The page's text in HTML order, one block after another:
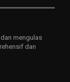
mengulas
dan